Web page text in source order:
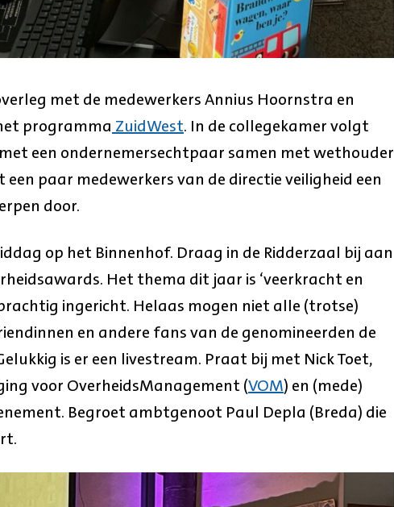
met de medewerkers Annius Hoornstra en
programma ZuidWest. In de collegekamer volgt
een ondernemersechtpaar samen met wethouder
paar medewerkers van de directie veiligheid een
door.
op het Binnenhof. Draag in de Ridderzaal bij aan
Het thema dit jaar is ‘veerkracht en
ingericht. Helaas mogen niet alle (trotse)
en andere fans van de genomineerden de
is er een livestream. Praat bij met Nick Toet,
voor OverheidsManagement (VOM) en (mede)
Begroet ambtgenoot Paul Depla (Breda) die